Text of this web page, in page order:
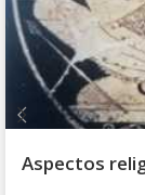
Aspectos